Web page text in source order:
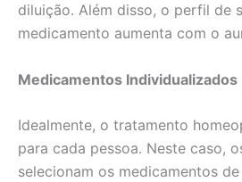
diluição. Além disso, o perfil de
medicamento aumenta com o
Medicamentos Individualizados
Idealmente, o tratamento
para cada pessoa. Neste caso,
selecionam os medicamentos